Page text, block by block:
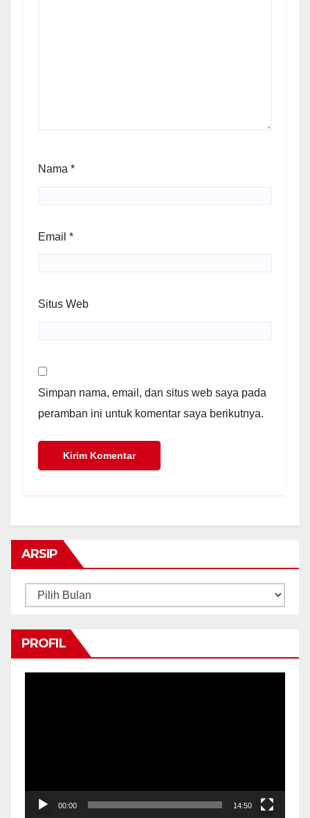
Nama *
Email *
Situs Web
Simpan nama, email, dan situs web saya pada
peramban ini untuk komentar saya berikutnya.
ARSIP
Arsip
PROFIL
00:00 14:50